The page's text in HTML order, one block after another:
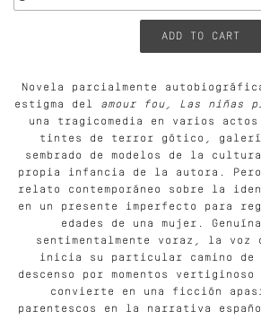
Novela parcialmente
estigma del amour fou, Las niñas
una tragicomedia en varios
tintes de terror gótico, galería
sembrado de modelos de la
propia infancia de la autora.
relato contemporáneo sobre la
en un presente imperfecto para
edades de una mujer.
sentimentalmente voraz, la voz
inicia su particular camino de
descenso por momentos vertiginoso
convierte en una ficción
parentescos en la narrativa